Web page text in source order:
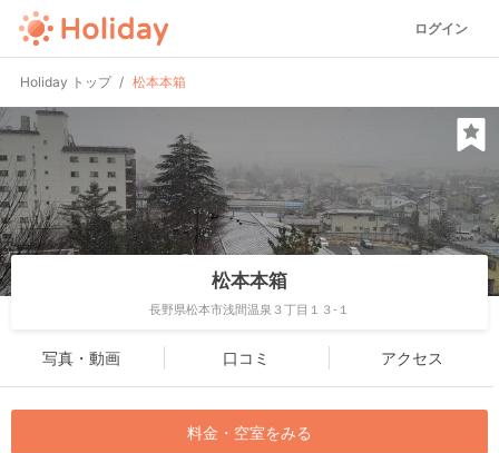
ログイン
Holiday トップ 松本本箱
松本本箱
長野県松本市浅間温泉３丁目１３-１
写真・動画 口コミ アクセス
料金・空室をみる